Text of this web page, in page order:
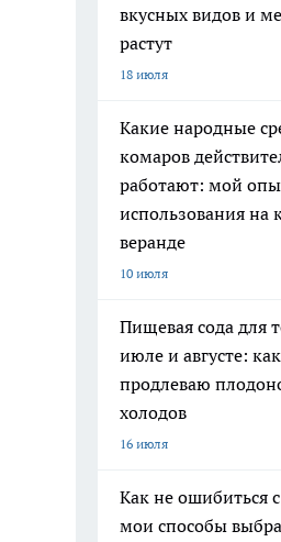
вкусных видов и
растут
18 июля
Какие народные
комаров
работают: мой
использования на
веранде
10 июля
Пищевая сода для
июле и августе:
продлеваю
холодов
16 июля
Как не ошибиться
мои способы